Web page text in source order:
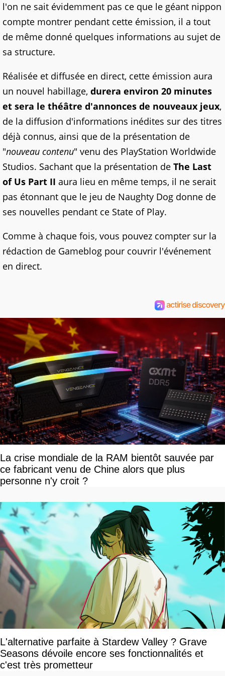
l'on ne sait évidemment pas ce que le géant nippon
compte montrer pendant cette émission, il a tout
de même donné quelques informations au sujet de
sa structure.
Réalisée et diffusée en direct, cette émission aura
un nouvel habillage, durera environ 20 minutes
et sera le théâtre d'annonces de nouveaux jeux,
de la diffusion d'informations inédites sur des titres
déjà connus, ainsi que de la présentation de
"nouveau contenu" venu des PlayStation Worldwide
Studios. Sachant que la présentation de The Last
of Us Part II aura lieu en même temps, il ne serait
pas étonnant que le jeu de Naughty Dog donne de
ses nouvelles pendant ce State of Play.
Comme à chaque fois, vous pouvez compter sur la
rédaction de Gameblog pour couvrir l'événement
en direct.
La crise mondiale de la RAM bientôt sauvée par
ce fabricant venu de Chine alors que plus
personne n'y croit ?
L'alternative parfaite à Stardew Valley ? Grave
Seasons dévoile encore ses fonctionnalités et
c'est très prometteur